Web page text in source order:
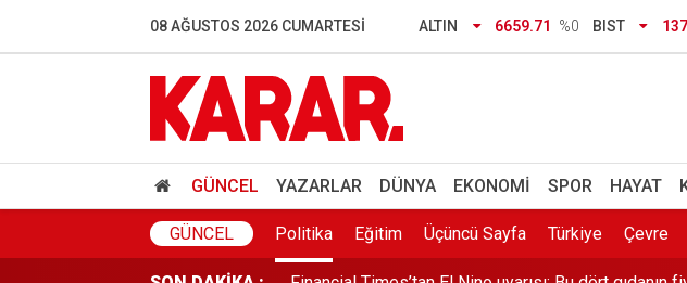
08 AĞUSTOS 2026 CUMARTESI ALTIN 6659.71 %0 BIST
GÜNCEL YAZARLAR DÜNYA EKONOMI SPOR HAYAT
GÜNCEL Politika Eğitim Üçüncü Sayfa Türkiye Çevre
Kene yine can aldı: Ordu’da kene tutunan kadın
ABD basınından üçlü savunma anlaşmasına yorum:
Financial Times’tan El Nino uyarısı: Bu dört gıdanın